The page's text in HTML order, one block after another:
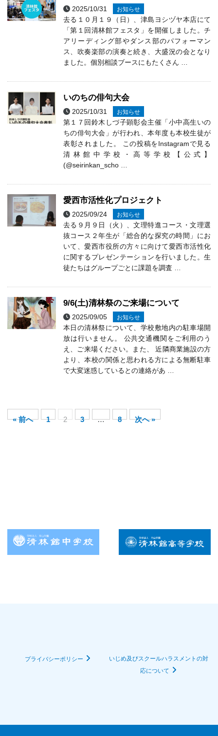
2025/10/31 お知らせ
去る１０月１９（日）、津島ヨシヅヤ本店にて
「第１回清林館フェスタ」を開催しました。チ
アリーディング部やダンス部のパフォーマン
ス、吹奏楽部の演奏と続き、大盛況の会となり
ました。個別相談ブースにもたくさん …
いのちの俳句大会
2025/10/31 お知らせ
第１７回鈴木しづ子顕彰会主催「小中高生いの
ちの俳句大会」が行われ、本年度も本校生徒が
表彰されました。 この投稿をInstagramで見る
清林館中学校・高等学校【公式】
(@seirinkan_scho …
愛西市活性化プロジェクト
2025/09/24 お知らせ
去る９月９日（火）、文理特進コース・文理選
抜コース２年生が「総合的な探究の時間」にお
いて、愛西市役所の方々に向けて愛西市活性化
に関するプレゼンテーションを行いました。生
徒たちはグループごとに課題を調査 …
9/6(土)清林祭のご来場について
2025/09/05 お知らせ
本日の清林祭について、学校敷地内の駐車場開
放は行いません。 公共交通機関をご利用のう
え、ご来場ください。また、 近隣商業施設の方
より、本校の関係と思われる方による無断駐車
で大変迷惑しているとの連絡があ …
« 前へ 1 2 3 … 8 次へ »
プライバシーポリシー
いじめ及びスクールハラスメントの対
応について